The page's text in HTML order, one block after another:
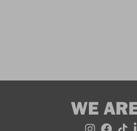
WE